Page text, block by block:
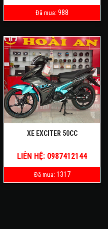
Đã mua: 988
XE EXCITER 50CC
LIÊN HỆ: 0987412144
Đã mua: 1317